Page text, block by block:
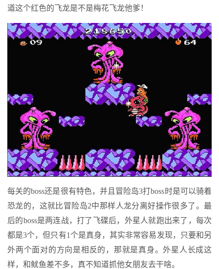
道这个红色的飞龙是不是梅花飞龙他爹！
每关的boss还是很有特色，并且冒险岛3打boss时是可以骑着
恐龙的，这就比冒险岛2中那样人龙分离好操作很多了。最
后的boss是两连战，打了飞碟后，外星人就跑出来了，每次
都是3个，但只有1个是真身，其实非常容易发现，只要和另
外两个面对的方向是相反的，那就是真身。外星人长成这
样，和鱿鱼差不多，真不知道抓他女朋友去干啥。